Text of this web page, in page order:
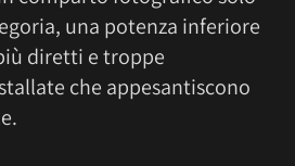
una potenza inferiore
diretti e troppe
che appesantiscono